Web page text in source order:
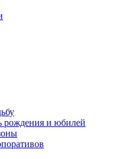
рождения и юбилей